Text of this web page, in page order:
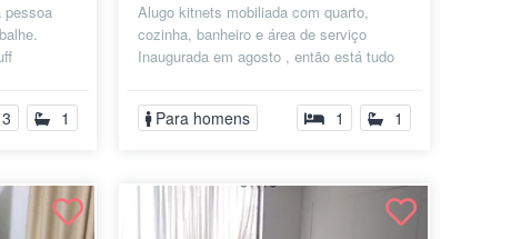
pessoa
3 1
Alugo kitnets mobiliada com quarto,
cozinha, banheiro e área de serviço
Inaugurada em agosto , então está tudo
Pode...
Para homens 1 1